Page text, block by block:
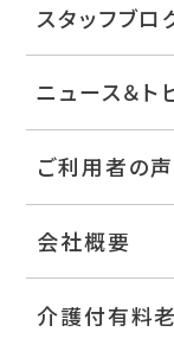
スタッフブロ
ニュース＆ト
ご利用者の声
会社概要
介護付有料